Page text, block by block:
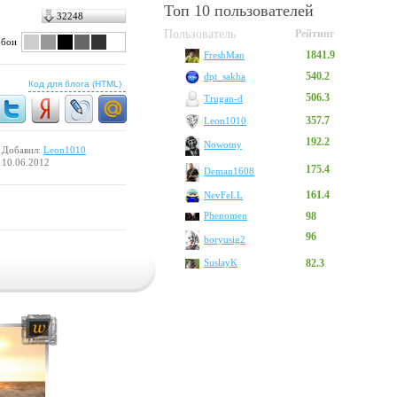
32248
Код для блога (HTML)
Добавил: Leon1010
10.06.2012
Топ 10 пользователей
Пользователь Рейтинг
FreshMan 1841.9
dpt_sakha 540.2
Trugan-d 506.3
Leon1010 357.7
Nowotny 192.2
Deman1608 175.4
NevFeLL 161.4
Phenomen 98
boryusig2 96
SuslayK 82.3